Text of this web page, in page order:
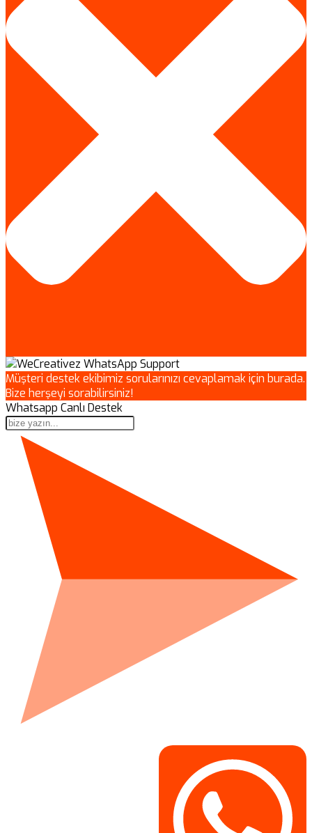
Müşteri destek ekibimiz sorularınızı cevaplamak için burada.
Bize herşeyi sorabilirsiniz!
Whatsapp Canlı Destek